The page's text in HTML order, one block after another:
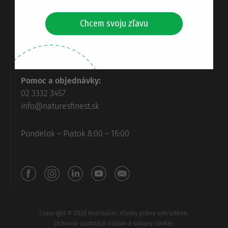
Personalizované doplnky
Pomoc a objednávky:
02 3332 3457
info@naturesfinest.sk
Pondelok – Piatok 8:00 – 16:00
Copyright © 2026 Nutrisslim. Všetky práva vyhradené.
Ochrana osobných údajov a súbory cookie.
Chcem svoju zľavu